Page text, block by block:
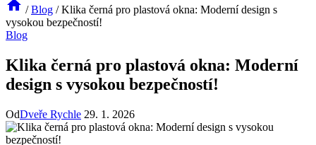
/ Blog / Klika černá pro plastová okna: Moderní design s
vysokou bezpečností!
Blog
Klika černá pro plastová okna: Moderní
design s vysokou bezpečností!
OdDveře Rychle 29. 1. 2026